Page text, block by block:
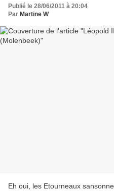
Publié le 28/06/2011 à 20:04
Par Martine W
Eh oui, les Etourneaux